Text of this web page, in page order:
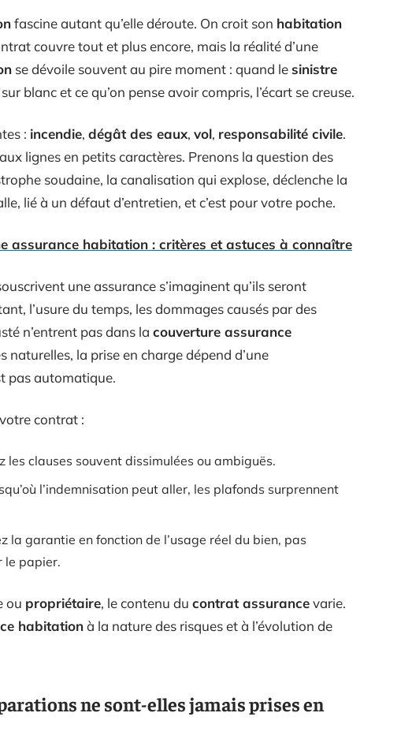
fascine autant qu’elle déroute. On croit son habitation
couvre tout et plus encore, mais la réalité d’une
se dévoile souvent au pire moment : quand lesinistre
blanc et ce qu’on pense avoir compris, l’écart se creuse.
: incendie, dégât des eaux, vol, responsabilité civile.
lignes en petits caractères. Prenons la question des
soudaine, la canalisation qui explose, déclenche la
lié à un défaut d’entretien, et c’est pour votre poche.
assurance habitation : critères et astuces à connaître
une assurance s’imaginent qu’ils seront
l’usure du temps, les dommages causés par des
n’entrent pas dans la couverture assurance
naturelles, la prise en charge dépend d’une
pas automatique.
contrat :
les clauses souvent dissimulées ou ambiguës.
l’indemnisation peut aller, les plafonds surprennent
la garantie en fonction de l’usage réel du bien, pas
le papier.
ou propriétaire, le contenu du contrat assurancevarie.
habitationà la nature des risques et à l’évolution de
ne sont-elles jamais prises en